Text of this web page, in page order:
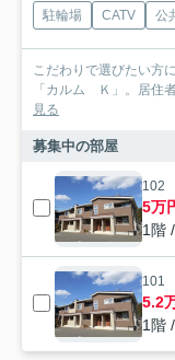
駐輪場 CATV 公
こだわりで選びたい方
「カルム Ｋ」。居住
見る
募集中の部屋
102
5万
1階
101
5.2
1階